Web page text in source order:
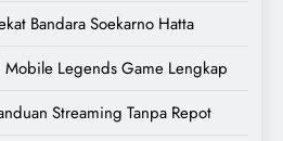
Bandara Soekarno Hatta
Mobile Legends Game Lengkap
Streaming Tanpa Repot